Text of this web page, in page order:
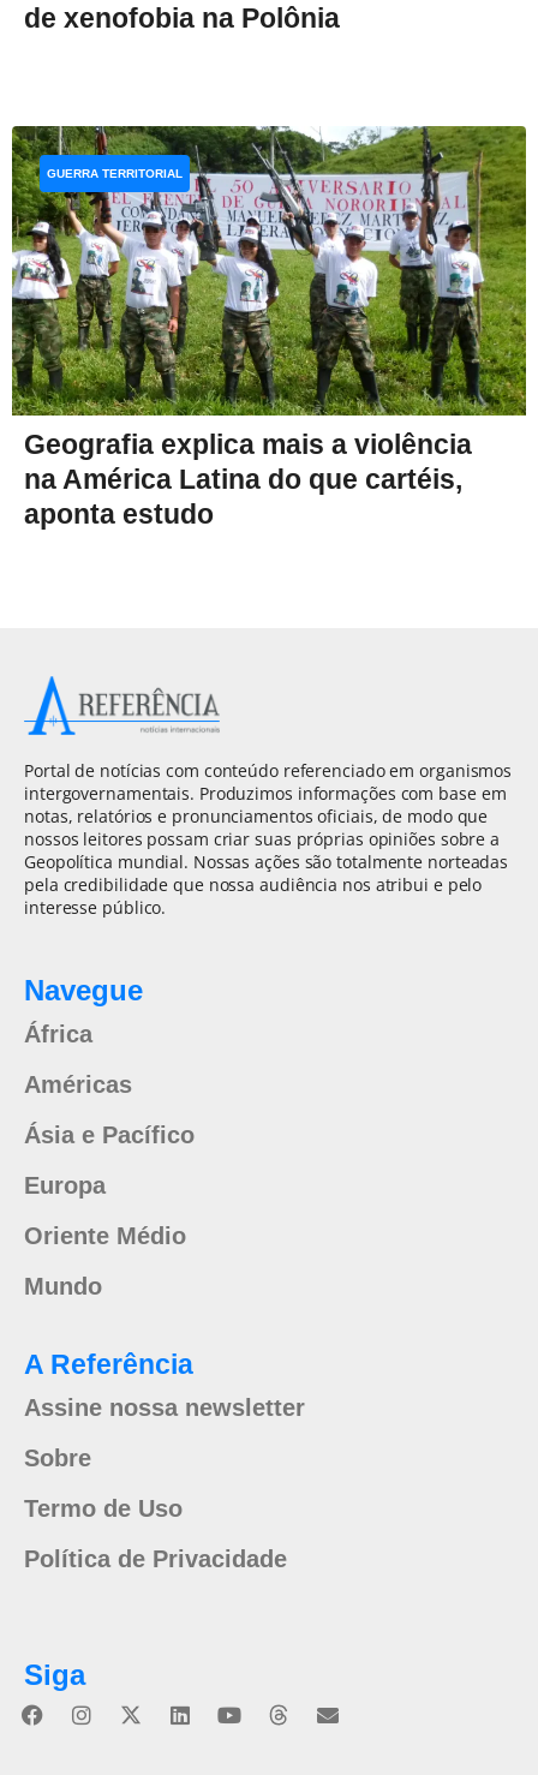
de xenofobia na Polônia
Geografia explica mais a violência
na América Latina do que cartéis,
aponta estudo
GUERRA TERRITORIAL
Portal de notícias com conteúdo referenciado em organismos
intergovernamentais. Produzimos informações com base em
notas, relatórios e pronunciamentos oficiais, de modo que
nossos leitores possam criar suas próprias opiniões sobre a
Geopolítica mundial. Nossas ações são totalmente norteadas
pela credibilidade que nossa audiência nos atribui e pelo
interesse público.
Navegue
África
Américas
Ásia e Pacífico
Europa
Oriente Médio
Mundo
A Referência
Assine nossa newsletter
Sobre
Termo de Uso
Política de Privacidade
Siga